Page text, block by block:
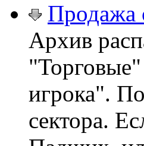
Продажа
Архив
игрока".
сектора.